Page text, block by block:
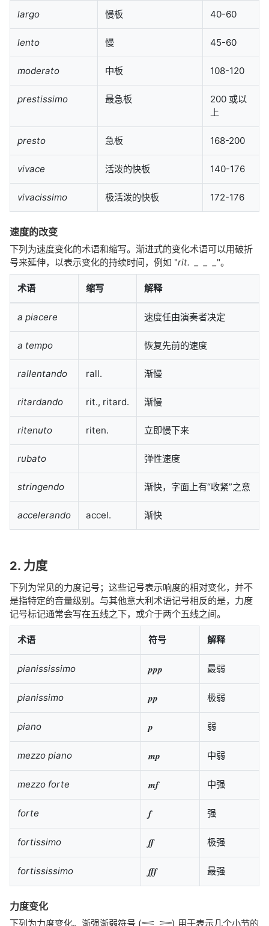
largo 慢板 40-60
lento 慢 45-60
moderato 中板 108-120
prestissimo 最急板
200 或以
上
presto 急板 168-200
vivace 活泼的快板 140-176
vivacissimo 极活泼的快板 172-176
速度的改变
下列为速度变化的术语和缩写。渐进式的变化术语可以用破折
号来延伸，以表示变化的持续时间，例如 "rit. _ _ _ "。
术语 缩写 解释
a piacere 速度任由演奏者决定
a tempo 恢复先前的速度
rallentando rall. 渐慢
ritardando rit., ritard. 渐慢
ritenuto riten. 立即慢下来
rubato 弹性速度
stringendo 渐快，字面上有“收紧”之意
accelerando accel. 渐快
2. 力度
下列为常见的力度记号；这些记号表示响度的相对变化，并不
是指特定的音量级别。与其他意大利术语记号相反的是，力度
记号标记通常会写在五线之下，或介于两个五线之间。
术语 符号 解释
pianississimo ppp 最弱
pianissimo pp 极弱
piano p 弱
mezzo piano mp 中弱
mezzo forte mf 中强
forte f 强
fortissimo ff 极强
fortississimo fff 最强
力度变化
下列为力度变化。渐强渐弱符号 (
) 用于表示几个小节的